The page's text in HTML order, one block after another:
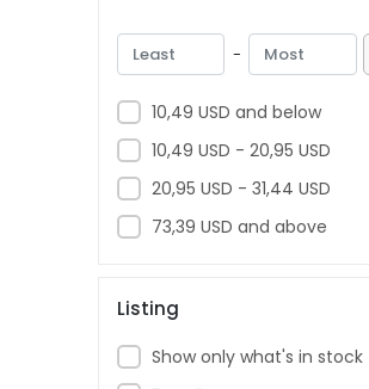
-
10,49 USD and below
10,49 USD - 20,95 USD
20,95 USD - 31,44 USD
73,39 USD and above
Listing
Show only what's in stock